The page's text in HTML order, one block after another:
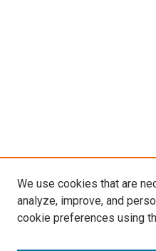
We use cookies that are
analyze, improve, and
cookie preferences using